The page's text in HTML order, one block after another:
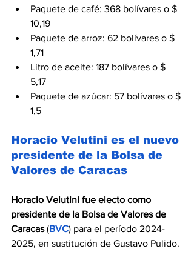
Paquete de café: 368 bolívares o $
10,19
Paquete de arroz: 62 bolívares o $
1,71
Litro de aceite: 187 bolívares o $
5,17
Paquete de azúcar: 57 bolívares o $
1,5
Horacio Velutini es el nuevo
presidente de la Bolsa de
Valores de Caracas
Horacio Velutini fue electo como
presidente de la Bolsa de Valores de
Caracas (BVC) para el período 2024-
2025, en sustitución de Gustavo Pulido.